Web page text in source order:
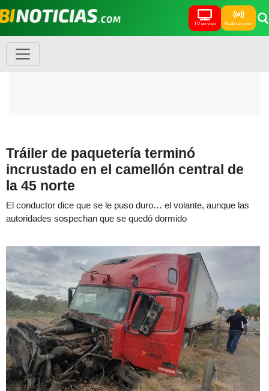
TV en vivo Radio en vivo
Tráiler de paquetería terminó
incrustado en el camellón central de
la 45 norte
El conductor dice que se le puso duro… el volante, aunque las
autoridades sospechan que se quedó dormido